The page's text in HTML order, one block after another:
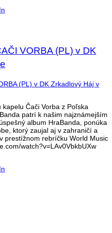
VORBA (PL) v DK
Čači Vorba z Poľska
patrí k našim najznámejším
album HraBanda, ponúka
ktorý zaujal aj v zahraničí a
prestížnom rebríčku World Music
watch?v=LAv0VbkbUXw